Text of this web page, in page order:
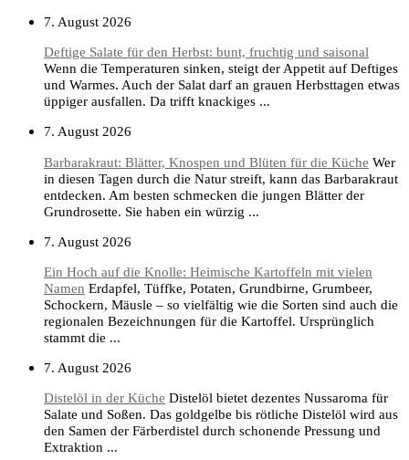
7. August 2026
Deftige Salate für den Herbst: bunt, fruchtig und saisonal
Wenn die Temperaturen sinken, steigt der Appetit auf Deftiges
und Warmes. Auch der Salat darf an grauen Herbsttagen etwas
üppiger ausfallen. Da trifft knackiges ...
7. August 2026
Barbarakraut: Blätter, Knospen und Blüten für die Küche Wer
in diesen Tagen durch die Natur streift, kann das Barbarakraut
entdecken. Am besten schmecken die jungen Blätter der
Grundrosette. Sie haben ein würzig ...
7. August 2026
Ein Hoch auf die Knolle: Heimische Kartoffeln mit vielen
Namen Erdapfel, Tüffke, Potaten, Grundbirne, Grumbeer,
Schockern, Mäusle – so vielfältig wie die Sorten sind auch die
regionalen Bezeichnungen für die Kartoffel. Ursprünglich
stammt die ...
7. August 2026
Distelöl in der Küche Distelöl bietet dezentes Nussaroma für
Salate und Soßen. Das goldgelbe bis rötliche Distelöl wird aus
den Samen der Färberdistel durch schonende Pressung und
Extraktion ...